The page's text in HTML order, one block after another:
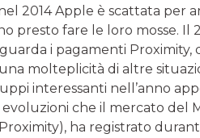
2014 Apple è scattata per
presto fare le loro mosse. Il
i pagamenti
molteplicità di altre
interessanti nell’anno
che il mercato del
ha registrato